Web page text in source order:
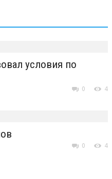
условия по
0 4
0 4